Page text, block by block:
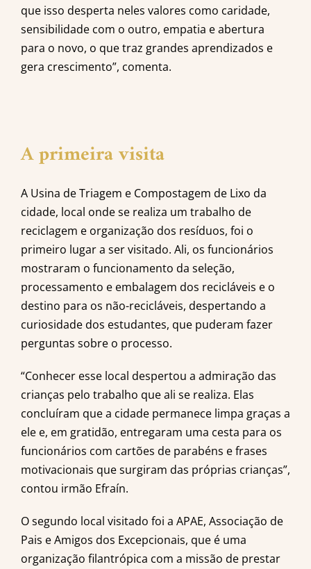
que isso desperta neles valores como caridade,
sensibilidade com o outro, empatia e abertura
para o novo, o que traz grandes aprendizados e
gera crescimento”, comenta.
A primeira visita
A Usina de Triagem e Compostagem de Lixo da
cidade, local onde se realiza um trabalho de
reciclagem e organização dos resíduos, foi o
primeiro lugar a ser visitado. Ali, os funcionários
mostraram o funcionamento da seleção,
processamento e embalagem dos recicláveis e o
destino para os não-recicláveis, despertando a
curiosidade dos estudantes, que puderam fazer
perguntas sobre o processo.
“Conhecer esse local despertou a admiração das
crianças pelo trabalho que ali se realiza. Elas
concluíram que a cidade permanece limpa graças a
ele e, em gratidão, entregaram uma cesta para os
funcionários com cartões de parabéns e frases
motivacionais que surgiram das próprias crianças”,
contou irmão Efraín.
O segundo local visitado foi a APAE, Associação de
Pais e Amigos dos Excepcionais, que é uma
organização filantrópica com a missão de prestar